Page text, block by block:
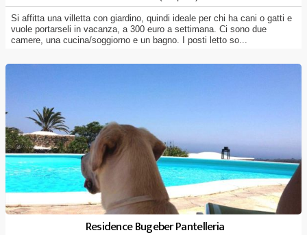
Si affitta una villetta con giardino, quindi ideale per chi ha cani o gatti e
vuole portarseli in vacanza, a 300 euro a settimana. Ci sono due
camere, una cucina/soggiorno e un bagno. I posti letto so...
Residence Bugeber Pantelleria